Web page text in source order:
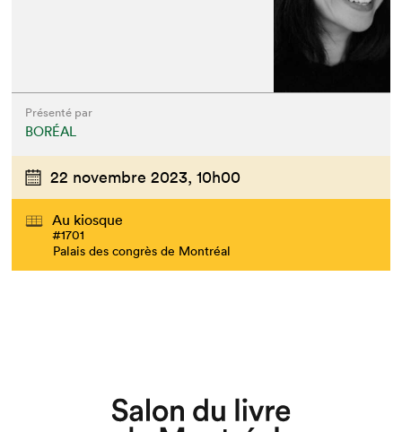
Présenté par
BORÉAL
22 novembre 2023, 10h00
Au kiosque
#1701
Palais des congrès de Montréal